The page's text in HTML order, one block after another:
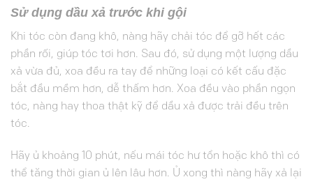
Sử dụng dầu xả trước khi gội
Khi tóc còn đang khô, nàng hãy chải tóc để gỡ hết các
phần rối, giúp tóc tơi hơn. Sau đó, sử dụng một lượng dầu
xả vừa đủ, xoa đều ra tay để những loại có kết cấu đặc
bắt đầu mềm hơn, dễ thấm hơn. Xoa đều vào phần ngọn
tóc, nàng hay thoa thật kỹ để dầu xả được trải đều trên
tóc.
Hãy ủ khoảng 10 phút, nếu mái tóc hư tổn hoặc khô thì có
thể tăng thời gian ủ lên lâu hơn. Ủ xong thì nàng hãy xả lại